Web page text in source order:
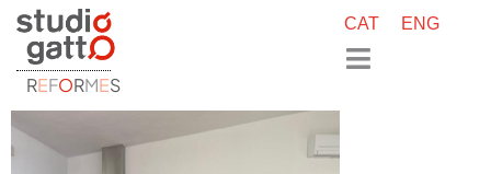
REFORMES
CAT ENG